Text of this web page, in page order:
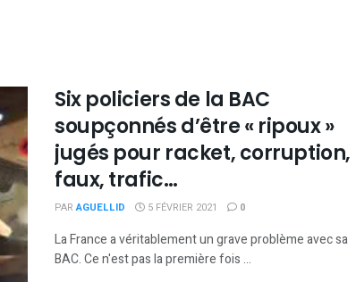
Six policiers de la BAC
soupçonnés d’être « ripoux »
jugés pour racket, corruption,
faux, trafic…
PAR AGUELLID 5 FÉVRIER 2021 0
La France a véritablement un grave problème avec sa
BAC. Ce n'est pas la première fois ...